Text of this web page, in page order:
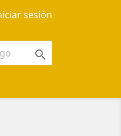
sesión
